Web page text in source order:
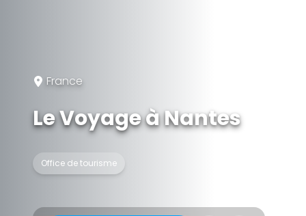
France
Le Voyage à Nantes
Office de tourisme